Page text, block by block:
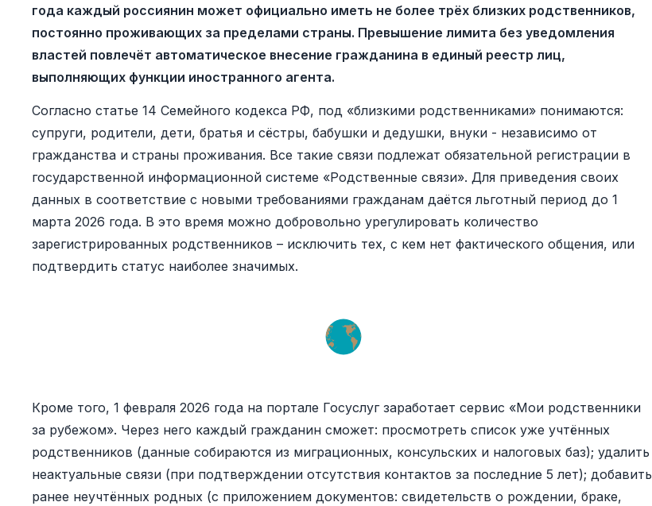
года каждый россиянин может официально иметь не более трёх близких родственников,
постоянно проживающих за пределами страны. Превышение лимита без уведомления
властей повлечёт автоматическое внесение гражданина в единый реестр лиц,
выполняющих функции иностранного агента.
Согласно статье 14 Семейного кодекса РФ, под «близкими родственниками» понимаются:
супруги, родители, дети, братья и сёстры, бабушки и дедушки, внуки - независимо от
гражданства и страны проживания. Все такие связи подлежат обязательной регистрации в
государственной информационной системе «Родственные связи». Для приведения своих
данных в соответствие с новыми требованиями гражданам даётся льготный период до 1
марта 2026 года. В это время можно добровольно урегулировать количество
зарегистрированных родственников – исключить тех, с кем нет фактического общения, или
подтвердить статус наиболее значимых.
Кроме того, 1 февраля 2026 года на портале Госуслуг заработает сервис «Мои родственники
за рубежом». Через него каждый гражданин сможет: просмотреть список уже учтённых
родственников (данные собираются из миграционных, консульских и налоговых баз); удалить
неактуальные связи (при подтверждении отсутствия контактов за последние 5 лет); добавить
ранее неучтённых родных (с приложением документов: свидетельств о рождении, браке,